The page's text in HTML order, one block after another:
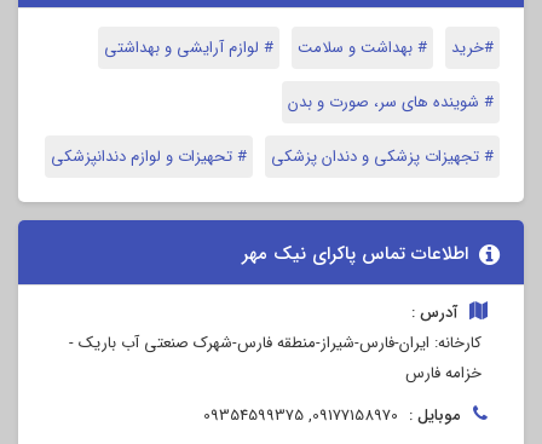
#خرید # بهداشت و سلامت # لوازم آرایشی و بهداشتی
# شوینده های سر، صورت و بدن
# تجهیزات پزشکی و دندان پزشکی # تحهیزات و لوازم دندانپزشکی
اطلاعات تماس پاکرای نیک مهر
آدرس :
کارخانه: ایران-فارس-شیراز-منطقه فارس-شهرک صنعتی آب باریک -
خزامه فارس
موبایل : 09177158970, 09354599375